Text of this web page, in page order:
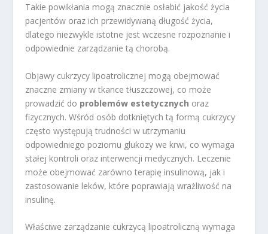
Takie powikłania mogą znacznie osłabić jakość życia
pacjentów oraz ich przewidywaną długość życia,
dlatego niezwykle istotne jest wczesne rozpoznanie i
odpowiednie zarządzanie tą chorobą.
Objawy cukrzycy lipoatrolicznej mogą obejmować
znaczne zmiany w tkance tłuszczowej, co może
prowadzić do problemów estetycznych oraz
fizycznych. Wśród osób dotkniętych tą formą cukrzycy
często występują trudności w utrzymaniu
odpowiedniego poziomu glukozy we krwi, co wymaga
stałej kontroli oraz interwencji medycznych. Leczenie
może obejmować zarówno terapię insulinową, jak i
zastosowanie leków, które poprawiają wrażliwość na
insulinę.
Właściwe zarządzanie cukrzycą lipoatroliczną wymaga